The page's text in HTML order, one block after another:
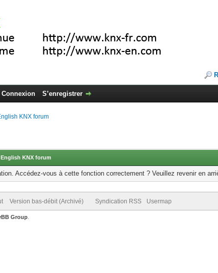
Connexion S’enregistrer
KNX forum
KNX forum
Accédez-vous à cette fonction correctement ? Veuillez revenir en
Version bas-débit (Archivé) Syndication RSS Usermap
Group.